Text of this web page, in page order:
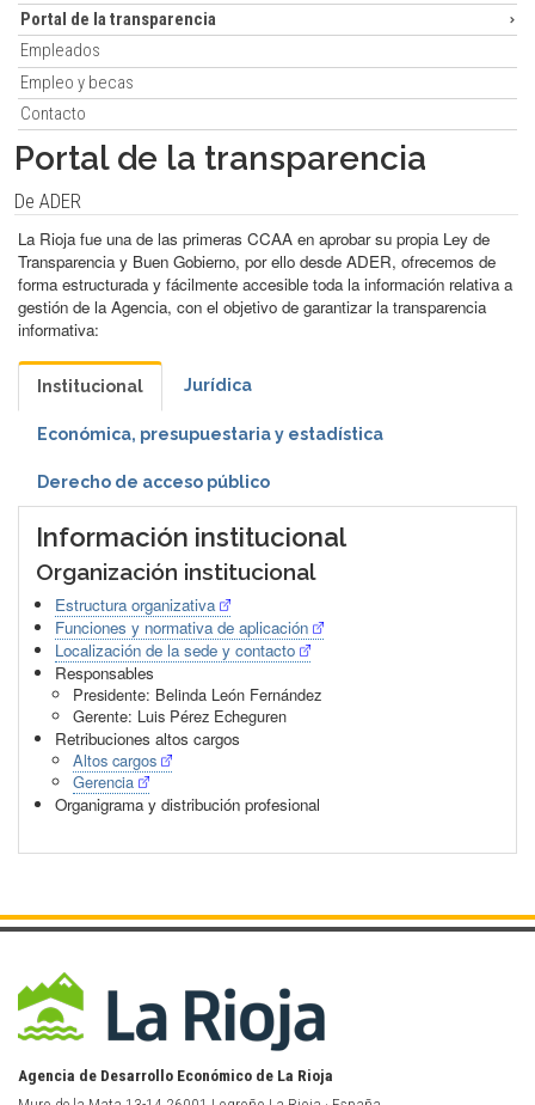
Portal de la transparencia
Empleados
Empleo y becas
Contacto
Portal de la transparencia
De ADER
La Rioja fue una de las primeras CCAA en aprobar su propia Ley de
Transparencia y Buen Gobierno, por ello desde ADER, ofrecemos de
forma estructurada y fácilmente accesible toda la información relativa a
gestión de la Agencia, con el objetivo de garantizar la transparencia
informativa:
Institucional Jurídica
Económica, presupuestaria y estadística
Derecho de acceso público
Información institucional
Organización institucional
Estructura organizativa
Funciones y normativa de aplicación
Localización de la sede y contacto
Responsables
Presidente: Belinda León Fernández
Gerente: Luis Pérez Echeguren
Retribuciones altos cargos
Altos cargos
Gerencia
Organigrama y distribución profesional
Agencia de Desarrollo Económico de La Rioja